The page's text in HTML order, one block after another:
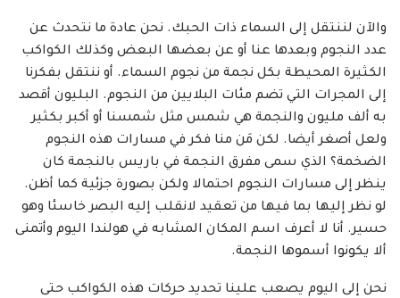
والآن لننتقل إلى السماء ذات الحبك. نحن عادة ما نتحدث عن
عدد النجوم وبعدها عنا أو عن بعضها البعض وكذلك الكواكب
الكثيرة المحيطة بكل نجمة من نجوم السماء. أو ننتقل بفكرنا
إلى المجرات التي تضم مئات البلايين من النجوم. البليون أقصد
به ألف مليون والنجمة هي شمس مثل شمسنا أو أكبر بكثير
ولعل أصغر أيضا. لكن مَن منا فكر في مسارات هذه النجوم
الضخمة؟ الذي سمى مفرق النجمة في باريس بالنجمة كان
ينظر إلى مسارات النجوم احتمالا ولكن بصورة جزئية كما أظن.
لو نظر إليها بما فيها من تعقيد لانقلب إليه البصر خاسئا وهو
حسير. أنا لا أعرف اسم المكان المشابه في هولندا اليوم وأتمنى
ألا يكونوا أسموها النجمة.
نحن إلى اليوم يصعب علينا تحديد حركات هذه الكواكب حتى